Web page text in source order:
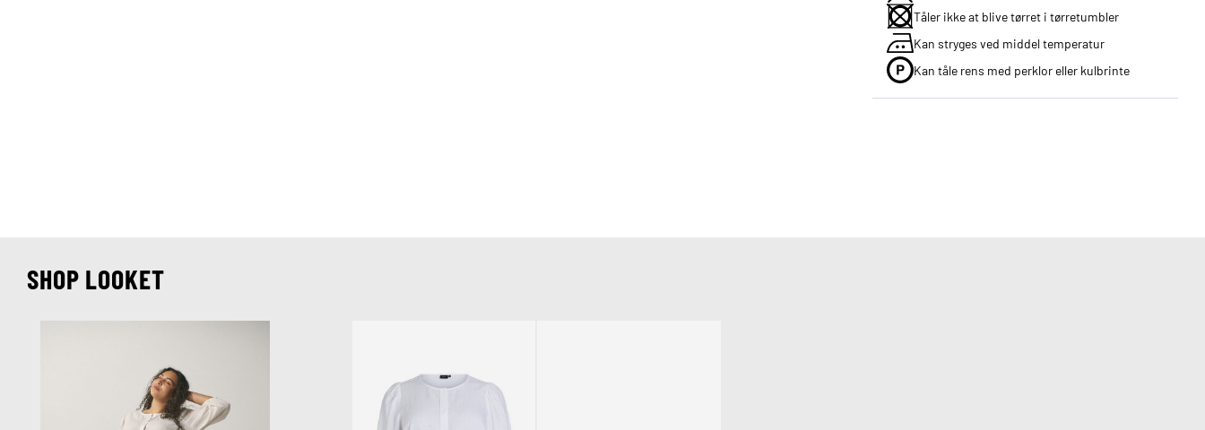
Tåler ikke at blive tørret i tørretumbler
Kan stryges ved middel temperatur
Kan tåle rens med perklor eller kulbrinte
SHOP LOOKET